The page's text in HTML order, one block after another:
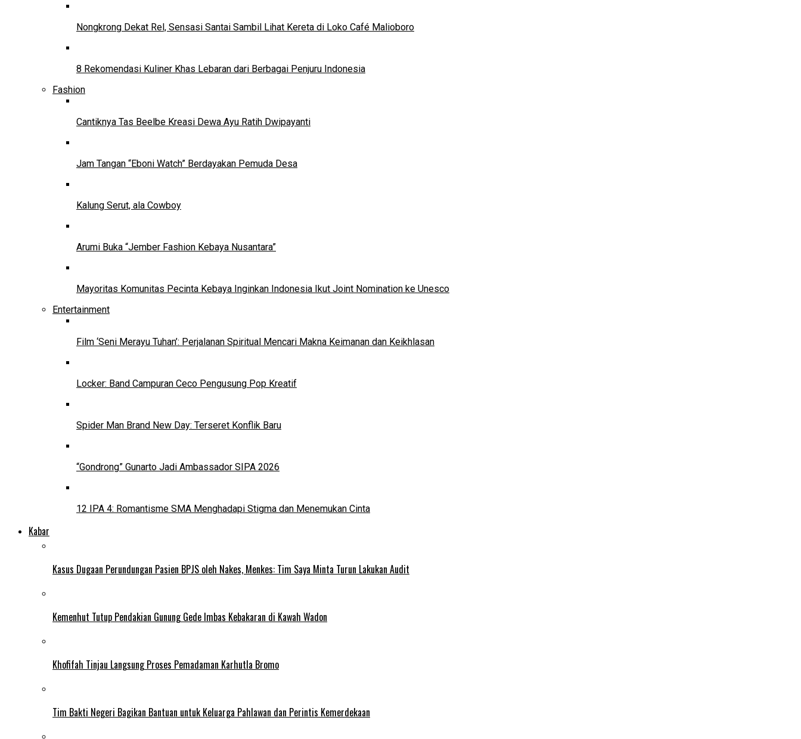
Nongkrong Dekat Rel, Sensasi Santai Sambil Lihat Kereta di Loko Café Malioboro
8 Rekomendasi Kuliner Khas Lebaran dari Berbagai Penjuru Indonesia
Fashion
Cantiknya Tas Beelbe Kreasi Dewa Ayu Ratih Dwipayanti
Jam Tangan “Eboni Watch” Berdayakan Pemuda Desa
Kalung Serut, ala Cowboy
Arumi Buka “Jember Fashion Kebaya Nusantara”
Mayoritas Komunitas Pecinta Kebaya Inginkan Indonesia Ikut Joint Nomination ke Unesco
Entertainment
Film ‘Seni Merayu Tuhan’: Perjalanan Spiritual Mencari Makna Keimanan dan Keikhlasan
Locker: Band Campuran Ceco Pengusung Pop Kreatif
Spider Man Brand New Day: Terseret Konflik Baru
“Gondrong” Gunarto Jadi Ambassador SIPA 2026
12 IPA 4: Romantisme SMA Menghadapi Stigma dan Menemukan Cinta
Kabar
Kasus Dugaan Perundungan Pasien BPJS oleh Nakes, Menkes: Tim Saya Minta Turun Lakukan Audit
Kemenhut Tutup Pendakian Gunung Gede Imbas Kebakaran di Kawah Wadon
Khofifah Tinjau Langsung Proses Pemadaman Karhutla Bromo
Tim Bakti Negeri Bagikan Bantuan untuk Keluarga Pahlawan dan Perintis Kemerdekaan